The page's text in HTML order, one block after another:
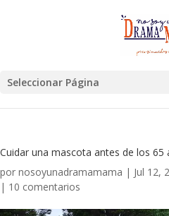
Seleccionar Página
Cuidar una mascota antes de los
por nosoyunadramamama | Jul 12,
| 10 comentarios